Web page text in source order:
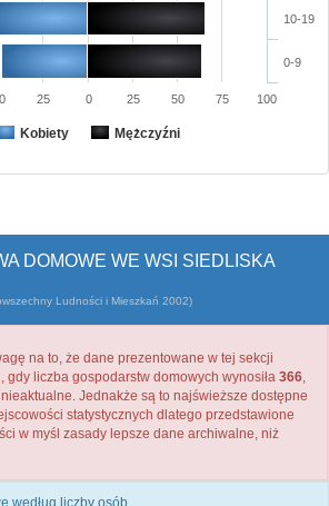
Kobiety Mężczyźni
0-9
10-19
25 0 25 50 75 100
DOMOWE WE WSI SIEDLISKA
Ludności i Mieszkań 2002)
na to, że dane prezentowane w tej sekcji
gdy liczba gospodarstw domowych wynosiła 366,
Jednakże są to najświeższe dostępne
statystycznych dlatego przedstawione
w myśl zasady lepsze dane archiwalne, niż
według liczby osób